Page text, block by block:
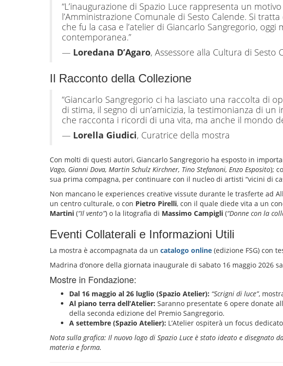
“L’inaugurazione di Spazio Luce rappresenta un
l’Amministrazione Comunale di Sesto Calende. Si
che fu la casa e l’atelier di Giancarlo Sangregorio,
contemporanea.”
— Loredana D’Agaro, Assessore alla Cultura di Sesto
Il Racconto della Collezione
“Giancarlo Sangregorio ci ha lasciato una raccolta di
di stima, il segno di un’amicizia, la testimonianza di
che racconta i ricordi di una vita, ma anche il mondo
— Lorella Giudici, Curatrice della mostra
Con molti di questi autori, Giancarlo Sangregorio ha esposto in
Vago, Gianni Dova, Martin Schulz Kirchner, Tino Stefanoni, Enzo Esposito);
sua prima compagna, per continuare con il nucleo di artisti “vicini di
Non mancano le experiences creative vissute durante le trasferte ad
un centro culturale, o con Pietro Pirelli, con il quale diede vita a un
Martini (“Il vento”) o la litografia di Massimo Campigli (“Donne con la
Eventi Collaterali e Informazioni Utili
La mostra è accompagnata da un catalogo online (edizione FSG) con
Madrina d’onore della giornata inaugurale di sabato 16 maggio 2026
Mostre in Fondazione:
Dal 16 maggio al 26 luglio (Spazio Atelier): “Scrigni di luce”,
Al piano terra dell’Atelier: Saranno presentate 6 opere donate
della seconda edizione del Premio Sangregorio.
A settembre (Spazio Atelier): L’Atelier ospiterà un focus
Nota sulla grafica: Il nuovo logo di Spazio Luce è stato ideato e disegnato
materia e forma.